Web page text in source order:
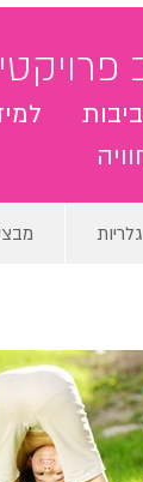
גלריות